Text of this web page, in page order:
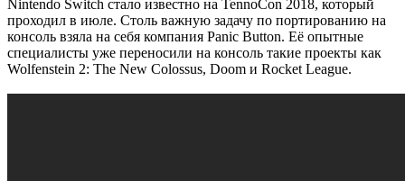
Nintendo Switch стало известно на TennoCon 2018, который
проходил в июле. Столь важную задачу по портированию на
консоль взяла на себя компания Panic Button. Её опытные
специалисты уже переносили на консоль такие проекты как
Wolfenstein 2: The New Colossus, Doom и Rocket League.